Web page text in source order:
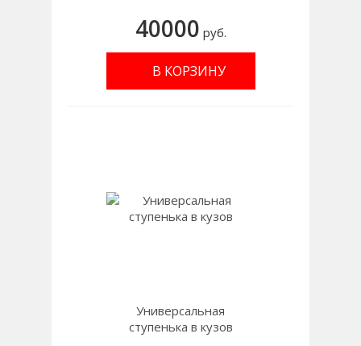
40000 руб.
В КОРЗИНУ
Универсальная
ступенька в кузов